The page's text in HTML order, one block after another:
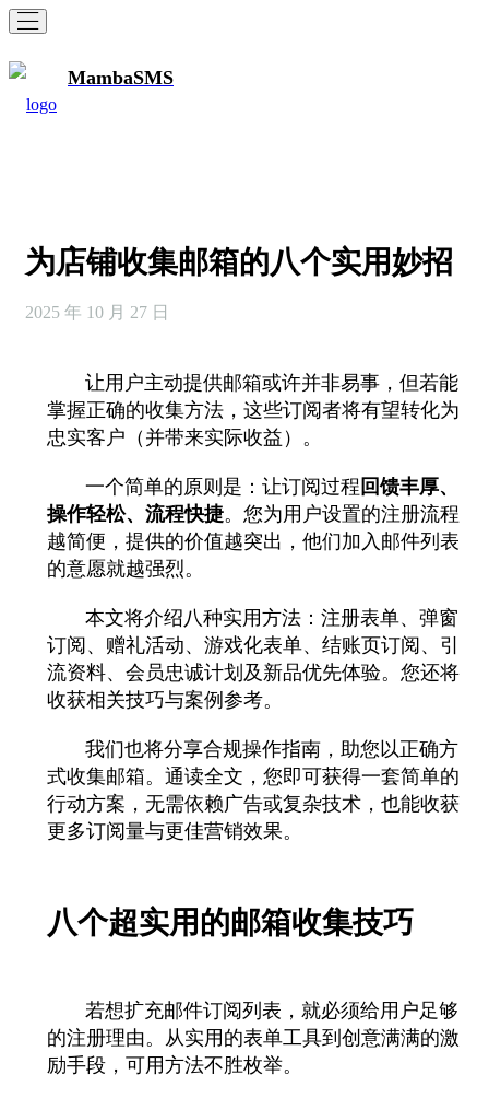
MambaSMS
为店铺收集邮箱的八个实用妙招
2025 年 10 月 27 日
让用户主动提供邮箱或许并非易事，但若能
掌握正确的收集方法，这些订阅者将有望转化为
忠实客户（并带来实际收益）。
一个简单的原则是：让订阅过程 回馈丰厚、
操作轻松、流程快捷。您为用户设置的注册流程
越简便，提供的价值越突出，他们加入邮件列表
的意愿就越强烈。
本文将介绍八种实用方法：注册表单、弹窗
订阅、赠礼活动、游戏化表单、结账页订阅、引
流资料、会员忠诚计划及新品优先体验。您还将
收获相关技巧与案例参考。
我们也将分享合规操作指南，助您以正确方
式收集邮箱。通读全文，您即可获得一套简单的
行动方案，无需依赖广告或复杂技术，也能收获
更多订阅量与更佳营销效果。
八个超实用的邮箱收集技巧
若想扩充邮件订阅列表，就必须给用户足够
的注册理由。从实用的表单工具到创意满满的激
励手段，可用方法不胜枚举。